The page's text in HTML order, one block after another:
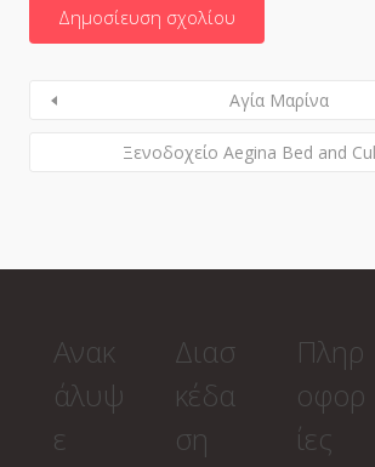
Αγία Μαρίνα
Ξενοδοχείο Aegina Bed and
Ανακ
άλυψ
ε
Διασ
κέδα
ση
Πληρ
οφορ
ίες